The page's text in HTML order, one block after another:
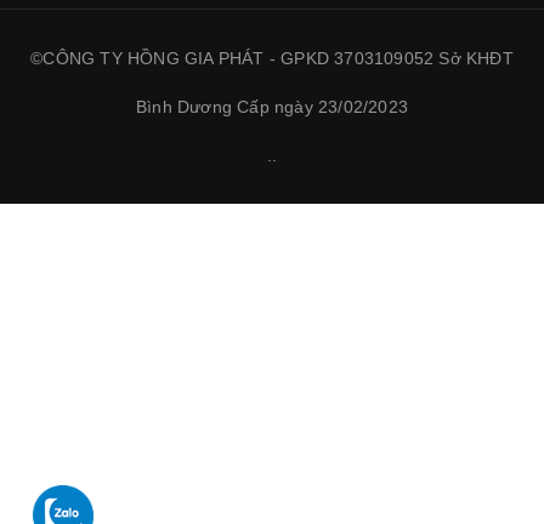
©CÔNG TY HỒNG GIA PHÁT - GPKD 3703109052 Sở KHĐT
Bình Dương Cấp ngày 23/02/2023